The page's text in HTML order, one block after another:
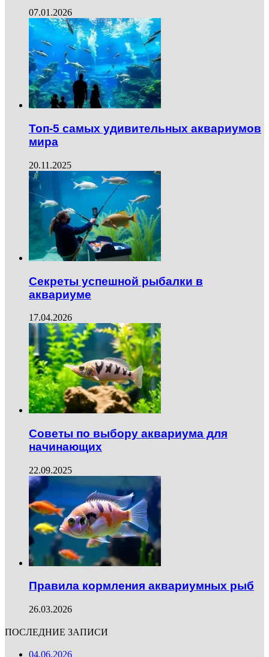
07.01.2026
Топ-5 самых удивительных аквариумов
мира
20.11.2025
Секреты успешной рыбалки в
аквариуме
17.04.2026
Советы по выбору аквариума для
начинающих
22.09.2025
Правила кормления аквариумных рыб
26.03.2026
ПОСЛЕДНИЕ ЗАПИСИ
04.06.2026